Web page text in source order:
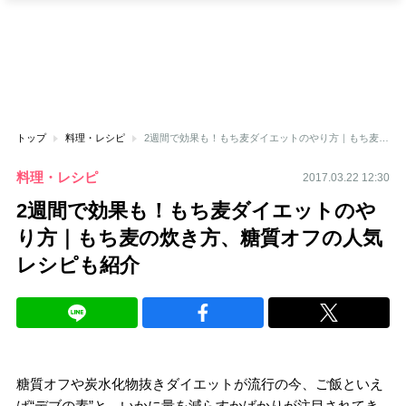
トップ 料理・レシピ 2週間で効果も！もち麦ダイエットのやり方｜もち麦の炊き方、糖質オフの人気レシピも紹介
料理・レシピ 2017.03.22 12:30
2週間で効果も！もち麦ダイエットのや
り方｜もち麦の炊き方、糖質オフの人気
レシピも紹介
糖質オフや炭水化物抜きダイエットが流行の今、ご飯といえ